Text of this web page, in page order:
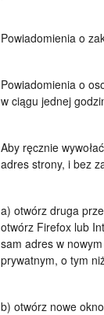
Powiadomienia o
Powiadomienia o
w ciągu jednej
Aby ręcznie
adres strony, i bez
a) otwórz druga
otwórz Firefox lub
sam adres w
prywatnym, o tym
b) otwórz nowe